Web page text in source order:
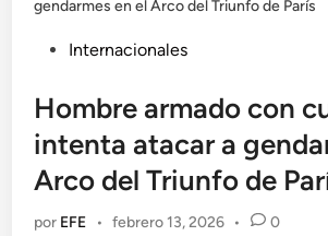
gendarmes en el Arco del Triunfo de París
Publicado
Internacionales
Hombre armado con
intenta atacar a
Arco del Triunfo de
por EFE • febrero 13, 2026 • 0